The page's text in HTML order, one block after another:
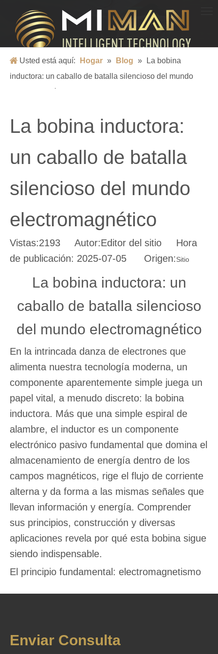
BLOG
La ciencia y la tecnología iluminan la vida y escolta un mundo mejor
Usted está aquí: Hogar » Blog »
La bobina
inductora: un caballo de batalla silencioso del mundo
La bobina inductora:
un caballo de batalla
silencioso del mundo
electromagnético
Vistas:2193 Autor:Editor del sitio Hora
de publicación: 2025-07-05 Origen:Sitio
La bobina inductora: un
caballo de batalla silencioso
del mundo electromagnético
En la intrincada danza de electrones que
alimenta nuestra tecnología moderna, un
componente aparentemente simple juega un
papel vital, a menudo discreto: la bobina
inductora. Más que una simple espiral de
alambre, el inductor es un componente
electrónico pasivo fundamental que domina el
almacenamiento de energía dentro de los
campos magnéticos, rige el flujo de corriente
alterna y da forma a las mismas señales que
llevan información y energía. Comprender
sus principios, construcción y diversas
aplicaciones revela por qué esta bobina sigue
siendo indispensable.
El principio fundamental: electromagnetismo
Faraday y la propiedad inherente de
Enviar Consulta